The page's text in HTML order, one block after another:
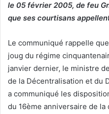
le 05 février 2005, de feu
que ses courtisans
Le communiqué rappelle
joug du régime
janvier dernier, le ministre
de la Décentralisation et du
a communiqué les
du 16ème anniversaire de